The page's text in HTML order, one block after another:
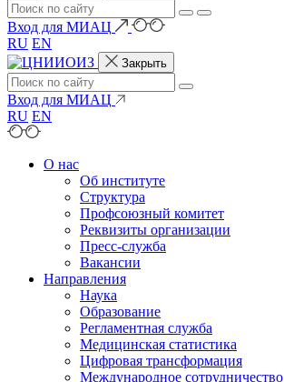
Вход для МИАЦ
RU EN
Закрыть
Вход для МИАЦ
RU EN
О нас
Об институте
Структура
Профсоюзный комитет
Реквизиты организации
Пресс-служба
Вакансии
Направления
Наука
Образование
Регламентная служба
Медицинская статистика
Цифровая трансформация
Международное сотрудничество